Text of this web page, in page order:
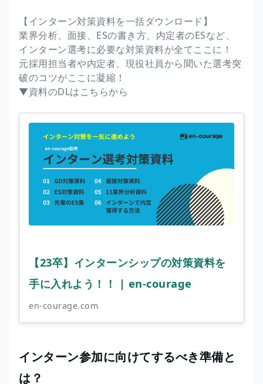
【インターン対策資料を一括ダウンロード】
業界分析、面接、ESの書き方、内定者のESなど、
インターン選考に必要な対策資料が全てここに！
元採用担当者や内定者、現役社員から聞いた選考突
破のコツがここに凝縮！
▼資料のDLはこちらから
【23卒】インターンシップの対策資料を
手に入れよう！！ | en-courage
en-courage.com
インターン参加に向けてするべき準備と
は？